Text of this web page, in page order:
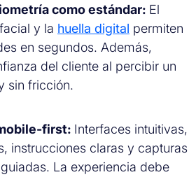
como estándar: El
y la huella digital permiten
en segundos. Además,
del cliente al percibir un
sin fricción.
first: Interfaces intuitivas,
instrucciones claras y capturas
La experiencia debe